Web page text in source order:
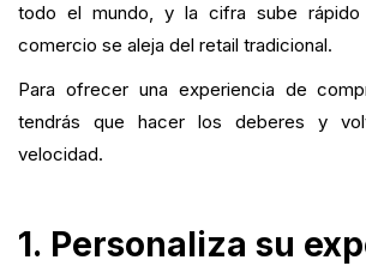
todo el mundo, y la cifra sube
comercio se aleja del retail tradicional.
Para ofrecer una experiencia de
tendrás que hacer los deberes y
velocidad.
1. Personaliza su